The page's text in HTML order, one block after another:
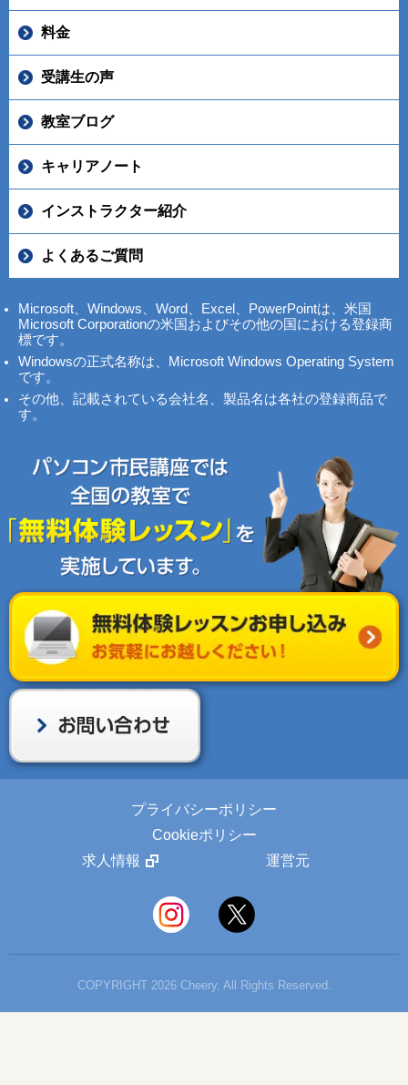
料金
受講生の声
教室ブログ
キャリアノート
インストラクター紹介
よくあるご質問
Microsoft、Windows、Word、Excel、PowerPointは、米国
Microsoft Corporationの米国およびその他の国における登録商
標です。
Windowsの正式名称は、Microsoft Windows Operating System
です。
その他、記載されている会社名、製品名は各社の登録商品で
す。
プライバシーポリシー
Cookieポリシー
求人情報
運営元
COPYRIGHT 2026 Cheery, All Rights Reserved.